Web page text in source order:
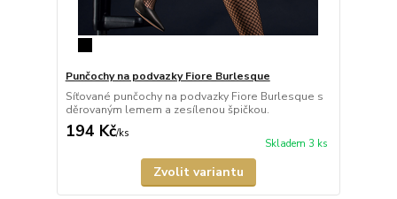
Punčochy na podvazky Fiore Burlesque
Síťované punčochy na podvazky Fiore Burlesque s
děrovaným lemem a zesílenou špičkou.
194 Kč/ks
Skladem 3 ks
Zvolit variantu